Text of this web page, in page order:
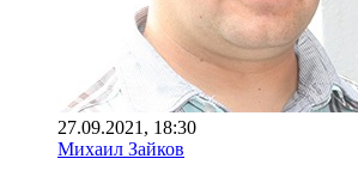
27.09.2021, 18:30
Михаил Зайков